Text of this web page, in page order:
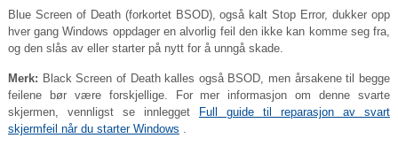
Blue Screen of Death (forkortet BSOD), også kalt Stop Error, dukker opp
hver gang Windows oppdager en alvorlig feil den ikke kan komme seg fra,
og den slås av eller starter på nytt for å unngå skade.
Merk: Black Screen of Death kalles også BSOD, men årsakene til begge
feilene bør være forskjellige. For mer informasjon om denne svarte
skjermen, vennligst se innlegget
Full guide til reparasjon av svart
skjermfeil når du starter Windows .